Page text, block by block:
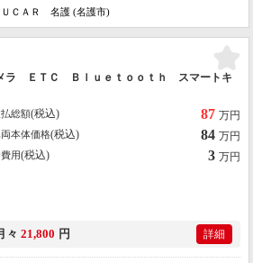
ＣＡＲ 名護 (名護市)
ラ ＥＴＣ Ｂｌｕｅｔｏｏｔｈ スマートキ
総額(税込) 87 万円
本体価格(税込) 84 万円
用(税込) 3 万円
々 21,800 円 詳細